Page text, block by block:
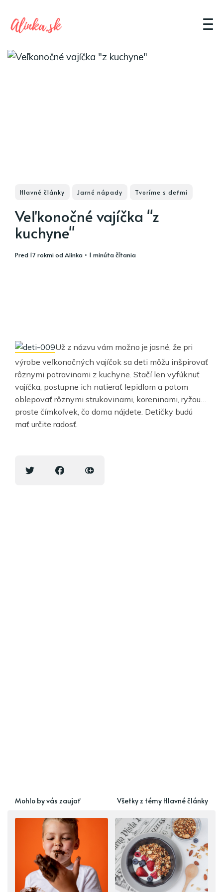
Hlavné články Jarné nápady Tvoríme s deťmi
Veľkonočné vajíčka "z
kuchyne"
pred 17 rokmiodAlinka • 1 minúta čítania
Už z názvu vám možno je jasné, že pri
výrobe veľkonočných vajíčok sa deti môžu inšpirovať
rôznymi potravinami z kuchyne. Stačí len vyfúknuť
vajíčka, postupne ich natierať lepidlom a potom
oblepovať rôznymi strukovinami, koreninami, ryžou…
proste čímkoľvek, čo doma nájdete. Detičky budú
mať určite radosť.
Mohlo by vás zaujať Všetky z témy Hlavné články